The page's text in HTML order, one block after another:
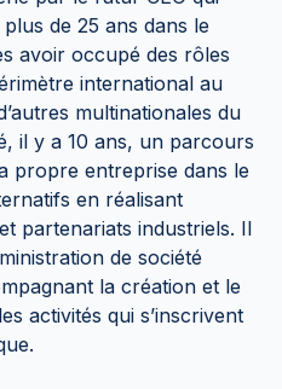
de 25 ans dans le
avoir occupé des rôles
international au
multinationales du
il y a 10 ans, un parcours
propre entreprise dans le
en réalisant
partenariats industriels. Il
de société
la création et le
activités qui s’inscrivent